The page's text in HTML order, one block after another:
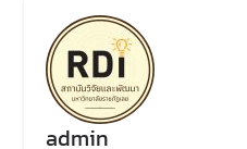
admin